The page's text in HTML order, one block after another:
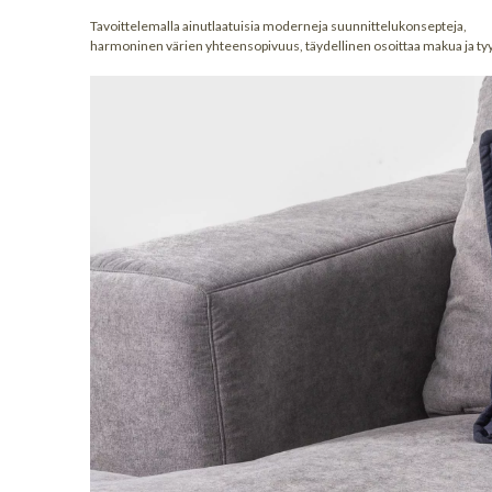
Tavoittelemalla ainutlaatuisia moderneja suunnittelukonsepteja,
harmoninen värien yhteensopivuus, täydellinen osoittaa makua ja